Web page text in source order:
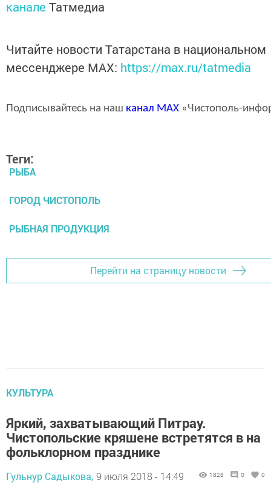
канале Татмедиа
Читайте новости Татарстана в национальном
мессенджере MАХ: https://max.ru/tatmedia
Подписывайтесь на наш канал MAX «Чистополь-
Теги:
РЫБА
ГОРОД ЧИСТОПОЛЬ
РЫБНАЯ ПРОДУКЦИЯ
Перейти на страницу новости
КУЛЬТУРА
Яркий, захватывающий Питрау.
Чистопольские кряшене встретятся в на
фольклорном празднике
Гульнур Садыкова, 9 июля 2018 - 14:49 1828 0 0